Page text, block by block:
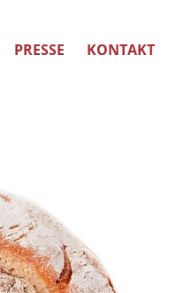
PRESSE KONTAKT